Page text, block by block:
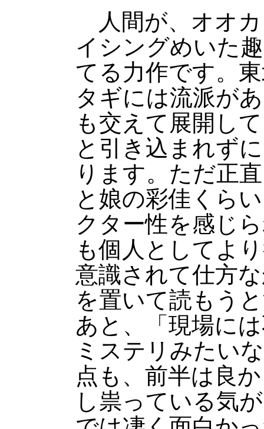
人間が、オオ
イシングめいた
てる力作です。
タギには流派が
も交えて展開し
と引き込まれず
ります。ただ正
と娘の彩佳くら
クター性を感じ
も個人としてよ
意識されて仕方
を置いて読もう
あと、「現場に
ミステリみたい
点も、前半は良
し祟っている気